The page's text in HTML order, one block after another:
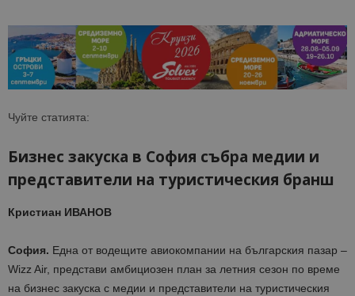
Чуйте статията:
Бизнес закуска в София събра медии и
представители на туристическия бранш
Кристиан ИВАНОВ
София. Една от водещите авиокомпании на българския пазар –
Wizz Air, представи амбициозен план за летния сезон по време
на бизнес закуска с медии и представители на туристическия